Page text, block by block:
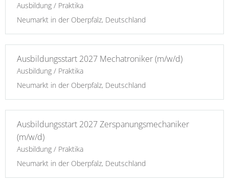
Ausbildung / Praktika
Neumarkt in der Oberpfalz, Deutschland
Ausbildungsstart 2027 Mechatroniker (m/w/d)
Ausbildung / Praktika
Neumarkt in der Oberpfalz, Deutschland
Ausbildungsstart 2027 Zerspanungsmechaniker
(m/w/d)
Ausbildung / Praktika
Neumarkt in der Oberpfalz, Deutschland